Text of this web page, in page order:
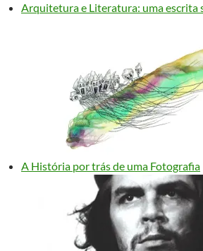
Arquitetura e Literatura: uma escrita
A História por trás de uma Fotografia